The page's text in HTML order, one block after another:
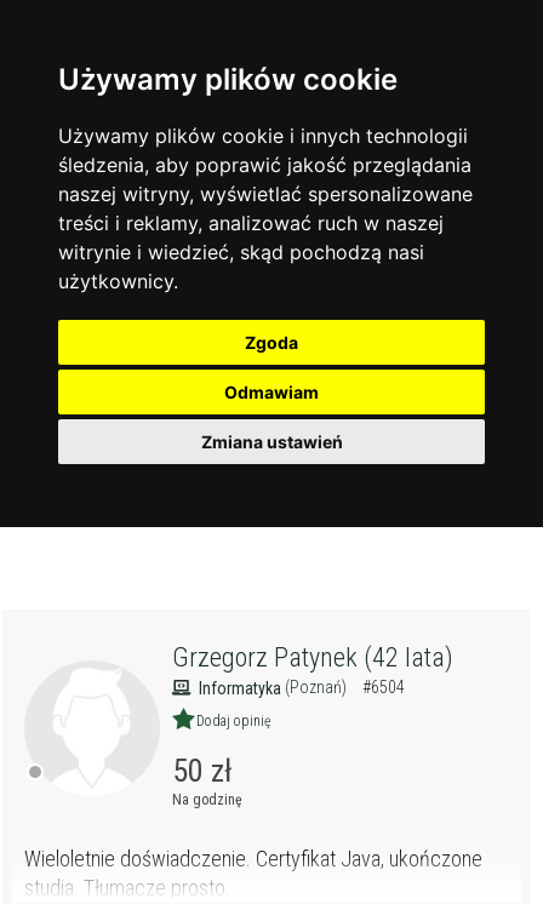
Używamy plików cookie
Używamy plików cookie i innych technologii
śledzenia, aby poprawić jakość przeglądania
naszej witryny, wyświetlać spersonalizowane
treści i reklamy, analizować ruch w naszej
witrynie i wiedzieć, skąd pochodzą nasi
użytkownicy.
Zgoda
Odmawiam
Zmiana ustawień
Język angielski 13744
Matematyka 12928
Chemia 4886
Język niemiecki 4307
Język polski 3426
Fizyka
Język francuski
Warszawa
Korepetycje
Online
14836
Kraków 7753
Wrocław
Łódź 3511
Gdańsk 2075
Grzegorz Patynek (42 lata)
Informatyka (Poznań) #6504
Dodaj opinię
50 zł
Na godzinę
Wieloletnie doświadczenie. Certyfikat Java, ukończone
studia. Tłumacze prosto.